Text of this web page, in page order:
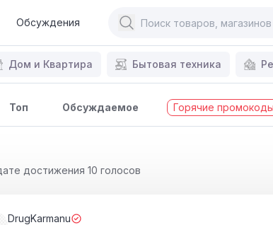
Обсуждения
Дом и Квартира Бытовая техника
Топ Обсуждаемое Горячие
достижения 10 голосов
DrugKarmanu